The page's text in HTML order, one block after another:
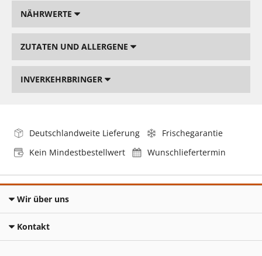
NÄHRWERTE
ZUTATEN UND ALLERGENE
INVERKEHRBRINGER
Deutschlandweite Lieferung
Frischegarantie
Kein Mindestbestellwert
Wunschliefertermin
Wir über uns
Kontakt